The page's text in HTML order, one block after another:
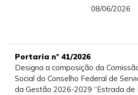
08/06/2026
Portaria nº 41/2026
Designa a composição da
Social do Conselho Federal de
da Gestão 2026-2029 “Estrada de